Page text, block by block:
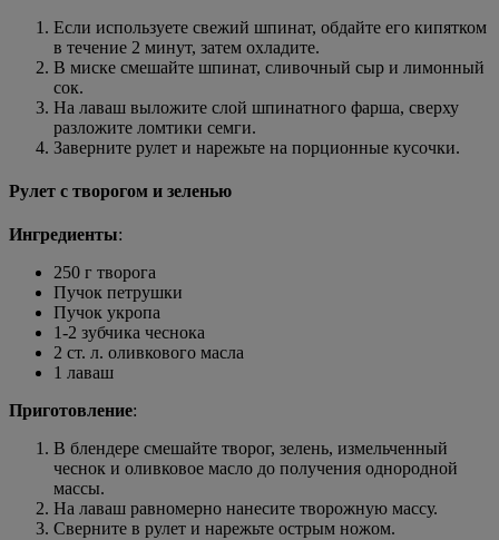
Если используете свежий шпинат, обдайте его кипятком
в течение 2 минут, затем охладите.
В миске смешайте шпинат, сливочный сыр и лимонный
сок.
На лаваш выложите слой шпинатного фарша, сверху
разложите ломтики семги.
Заверните рулет и нарежьте на порционные кусочки.
Рулет с творогом и зеленью
Ингредиенты:
250 г творога
Пучок петрушки
Пучок укропа
1-2 зубчика чеснока
2 ст. л. оливкового масла
1 лаваш
Приготовление:
В блендере смешайте творог, зелень, измельченный
чеснок и оливковое масло до получения однородной
массы.
На лаваш равномерно нанесите творожную массу.
Сверните в рулет и нарежьте острым ножом.